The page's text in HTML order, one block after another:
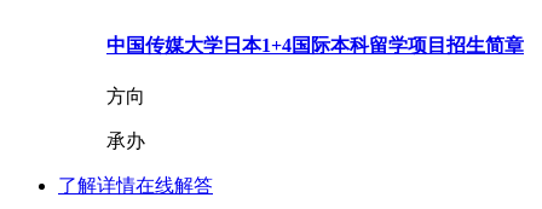
中国传媒大学日本1+4国际本科留学项目招生简章
方向
承办
了解详情在线解答